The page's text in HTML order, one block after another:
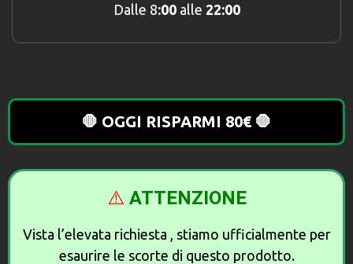
Dalle 8:00alle 22:00
🛑 OGGI RISPARMI 80€ 🛑
⚠️ ATTENZIONE
Vista l’elevata richiesta , stiamo ufficialmente per
esaurire le scorte di questo prodotto.